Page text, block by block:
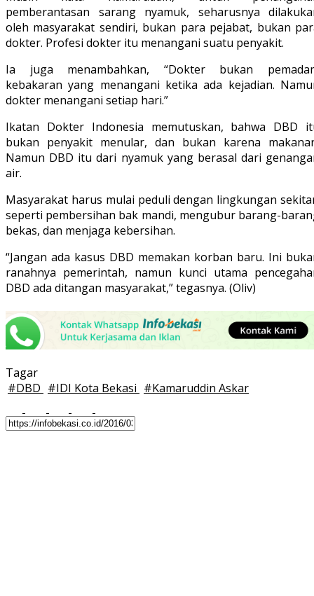
pemberantasan sarang nyamuk, seharusnya
oleh masyarakat sendiri, bukan para pejabat, bukan
dokter. Profesi dokter itu menangani suatu penyakit.
Ia juga menambahkan, “Dokter bukan
kebakaran yang menangani ketika ada kejadian.
dokter menangani setiap hari.”
Ikatan Dokter Indonesia memutuskan, bahwa DBD
bukan penyakit menular, dan bukan karena
Namun DBD itu dari nyamuk yang berasal dari
air.
Masyarakat harus mulai peduli dengan lingkungan
seperti pembersihan bak mandi, mengubur barang-
bekas, dan menjaga kebersihan.
“Jangan ada kasus DBD memakan korban baru. Ini
ranahnya pemerintah, namun kunci utama
DBD ada ditangan masyarakat,” tegasnya. (Oliv)
Tagar
#DBD #IDI Kota Bekasi #Kamaruddin Askar